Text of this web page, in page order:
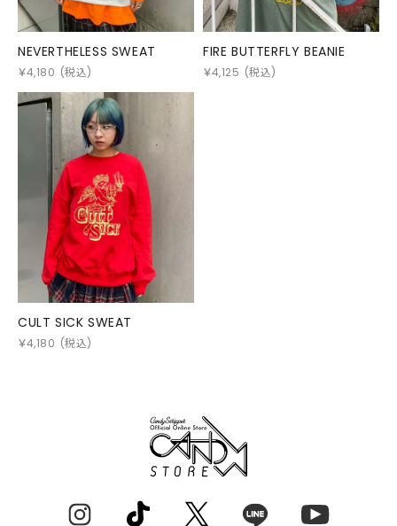
NEVERTHELESS SWEAT
￥4,180 (税込)
FIRE BUTTERFLY BEANIE
￥4,125 (税込)
CULT SICK SWEAT
￥4,180 (税込)